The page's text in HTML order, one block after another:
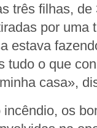
três filhas, de
por uma
estava
tudo o que
casa»,
os